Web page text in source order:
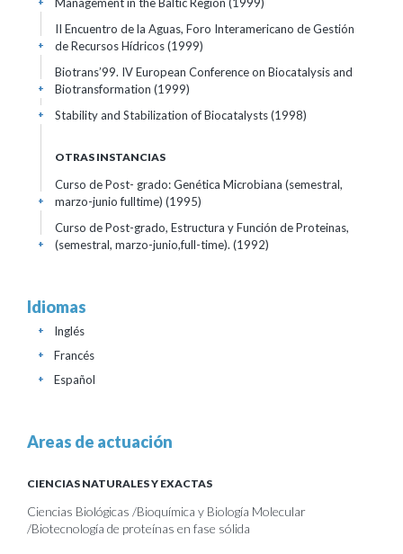
II Encuentro de la Aguas, Foro Interamericano de Gestión
de Recursos Hídricos(1999)
+
Biotrans’99. IV European Conference on Biocatalysis and
Biotransformation (1999)
+
Stability and Stabilization of Biocatalysts(1998)
+
OTRAS INSTANCIAS
Curso de Post- grado: Genética Microbiana (semestral,
marzo-junio fulltime) (1995)
+
Curso de Post-grado, Estructura y Función de Proteinas,
(semestral, marzo-junio,full-time). (1992)
+
Idiomas
Inglés
+
Francés
+
Español
+
Areas de actuación
CIENCIAS NATURALES Y EXACTAS
Ciencias Biológicas /Bioquímica y Biología Molecular
/Biotecnología de proteínas en fase sólida